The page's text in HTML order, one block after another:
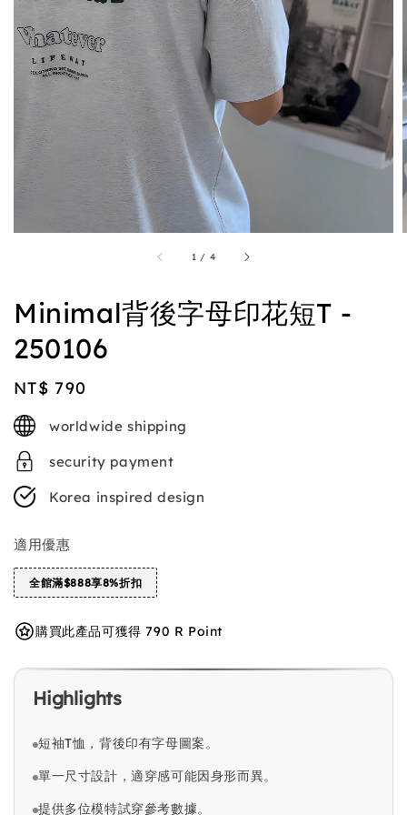
1 / 4
Minimal背後字母印花短T -
250106
Regular
price
NT$ 790
worldwide shipping
security payment
Korea inspired design
適用優惠
全館滿$888享8%折扣
購買此產品可獲得 790 R Point
Highlights
短袖T恤，背後印有字母圖案。
單一尺寸設計，適穿感可能因身形而異。
提供多位模特試穿參考數據。